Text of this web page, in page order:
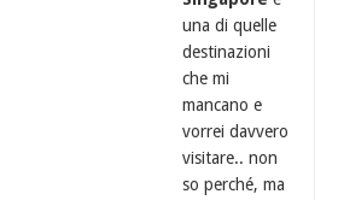
una di quelle
destinazioni
che mi
mancano e
vorrei davvero
visitare.. non
so perché, ma